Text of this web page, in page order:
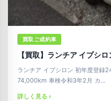
買取ご成約車
【買取】ランチア イプシロ
ランチア イプシロン 初年度登録
74,000km 車検令和3年2月 カ…
詳しく見る ›